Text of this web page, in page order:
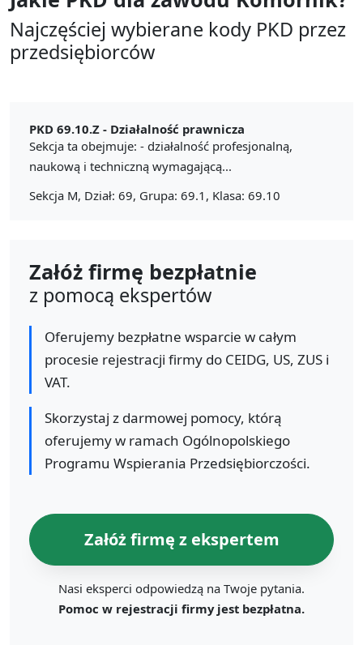
Najczęściej wybierane kody PKD przez
przedsiębiorców
PKD 69.10.Z - Działalność prawnicza
Sekcja ta obejmuje: - działalność profesjonalną,
naukową i techniczną wymagającą...
Sekcja M, Dział: 69, Grupa: 69.1, Klasa: 69.10
Załóż firmę bezpłatnie
z pomocą ekspertów
Oferujemy bezpłatne wsparcie w całym
procesie rejestracji firmy do CEIDG, US, ZUS i
VAT.
Skorzystaj z darmowej pomocy, którą
oferujemy w ramach Ogólnopolskiego
Programu Wspierania Przedsiębiorczości.
Załóż firmę z ekspertem
Nasi eksperci odpowiedzą na Twoje pytania.
Pomoc w rejestracji firmy jest bezpłatna.